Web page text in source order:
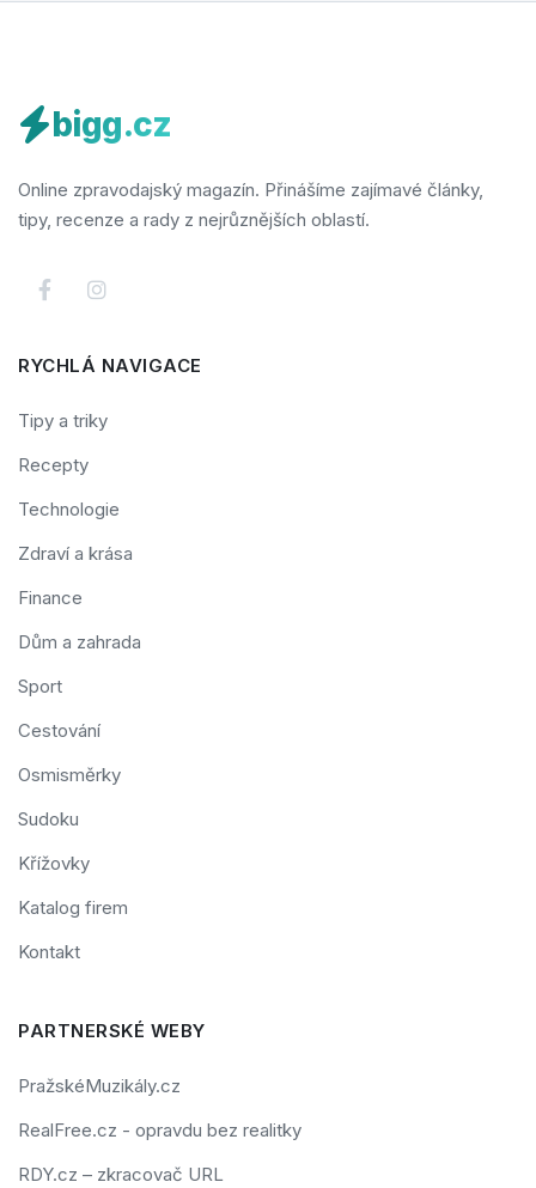
bigg.cz
Online zpravodajský magazín. Přinášíme zajímavé články,
tipy, recenze a rady z nejrůznějších oblastí.
RYCHLÁ NAVIGACE
Tipy a triky
Recepty
Technologie
Zdraví a krása
Finance
Dům a zahrada
Sport
Cestování
Osmisměrky
Sudoku
Křížovky
Katalog firem
Kontakt
PARTNERSKÉ WEBY
PražskéMuzikály.cz
RealFree.cz - opravdu bez realitky
RDY.cz – zkracovač URL